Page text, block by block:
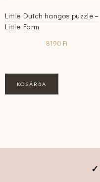
Little Dutch hangos puzzle –
Little Farm
8190 Ft
KOSÁRBA
✓